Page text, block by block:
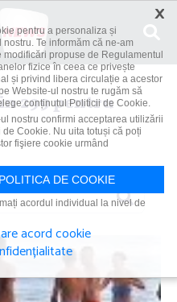
299 pentru
×
pentru a personaliza și
Te informăm că ne-am
propuse de Regulamentul
fizice în ceea ce privește
și privind libera circulație a acestor
Website-ul nostru te rugăm să
conținutul Politicii de Cookie.
nostru confirmi acceptarea utilizării
Cookie. Nu uita totuși că poți
fişiere cookie urmând
DE COOKIE
acordul individual la nivel de
acord cookie